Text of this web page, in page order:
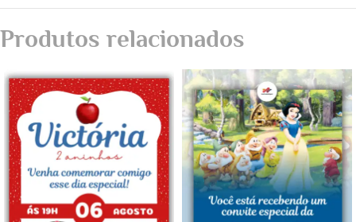
Produtos relacionados